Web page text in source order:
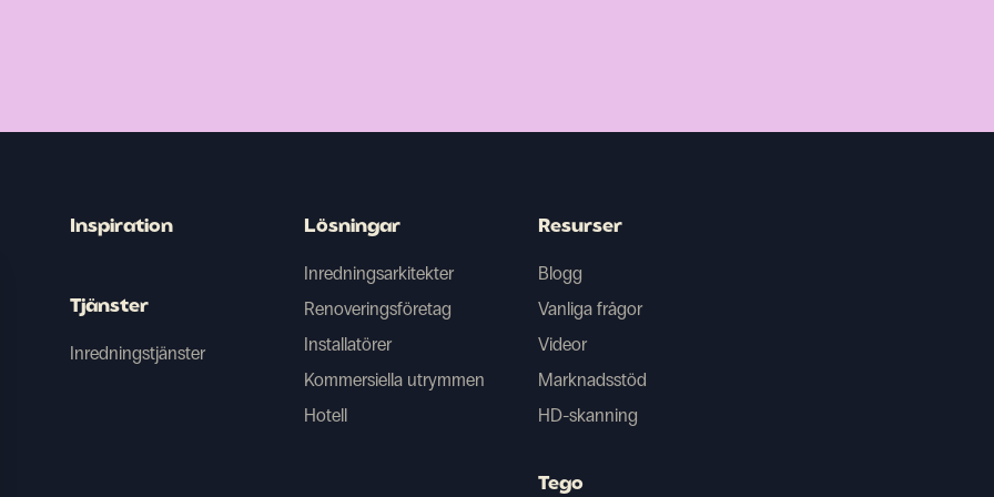
Inspiration
Tjänster
Inredningstjänster
Lösningar
Inredningsarkitekter
Renoveringsföretag
Installatörer
Kommersiella utrymmen
Hotell
Resurser
Blogg
Vanliga frågor
Videor
Marknadsstöd
HD-skanning
Tego